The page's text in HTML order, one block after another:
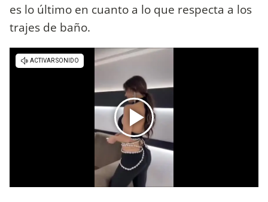
es lo último en cuanto a lo que respecta a los
trajes de baño.